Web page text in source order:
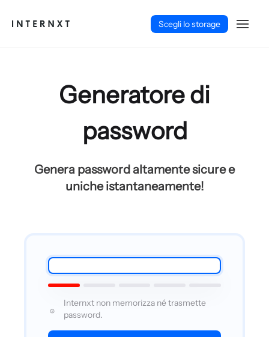
Scegli lo storage
Generatore di
password
Genera password altamente sicure e
uniche istantaneamente!
Internxt non memorizza né trasmette
password.